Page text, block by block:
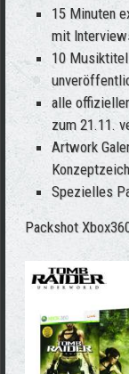
15 Minuten
mit
10 Musiktitel
alle
zum 21.11.
Artwork
Spezielles
Packshot